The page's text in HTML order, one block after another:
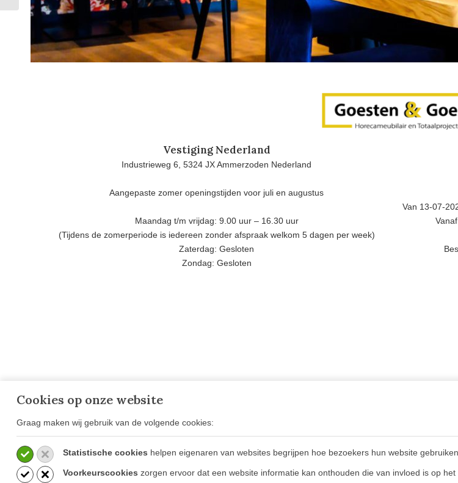
Cookies op onze website
Graag maken wij gebruik van de volgende cookies:
Statistische cookies helpen eigenaren van websites begrijpen hoe bezoekers hun website
Voorkeurscookies zorgen ervoor dat een website informatie kan onthouden die van invloed is op
Vestiging Nederland
Industrieweg 6, 5324 JX Ammerzoden Nederland
Aangepaste zomer openingstijden voor juli en augustus
Maandag t/m vrijdag: 9.00 uur – 16.30 uur
(Tijdens de zomerperiode is iedereen zonder afspraak welkom 5 dagen per week)
Zaterdag: Gesloten
Zondag: Gesloten
Van 13-07-
OVER GOESTEN & GOESTEN
Over Ons
Projecten
Blog
OPENINGSTIJDEN &
CONTACT
Ammerzoden (NL)